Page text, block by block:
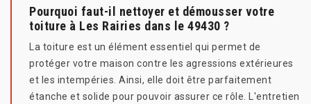
Pourquoi faut-il nettoyer et démousser votre
toiture à Les Rairies dans le 49430 ?
La toiture est un élément essentiel qui permet de
protéger votre maison contre les agressions extérieures
et les intempéries. Ainsi, elle doit être parfaitement
étanche et solide pour pouvoir assurer ce rôle. L'entretien